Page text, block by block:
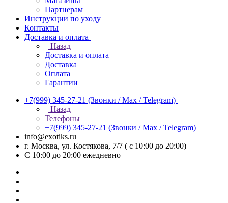
Партнерам
Инструкции по уходу
Контакты
Доставка и оплата
Назад
Доставка и оплата
Доставка
Оплата
Гарантии
+7(999) 345-27-21 (Звонки / Max / Telegram)
Назад
Телефоны
+7(999) 345-27-21 (Звонки / Max / Telegram)
info@exotiks.ru
г. Москва, ул. Костякова, 7/7 ( с 10:00 до 20:00)
С 10:00 до 20:00 ежедневно